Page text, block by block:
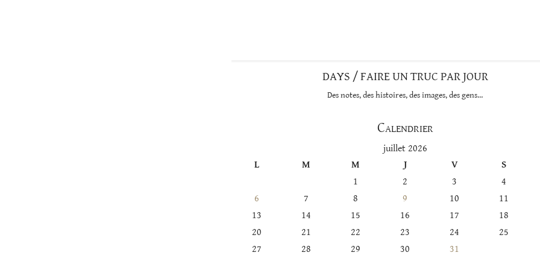
DAYS / FAIRE UN TRUC PAR JOUR
Des notes, des histoires, des images, des gens…
Calendrier
juillet 2026
L
M M J V S
1
2 3 4
6
7 8 9 10 11
13
14 15 16 17 18
20
21 22 23 24 25
27
28 29 30 31